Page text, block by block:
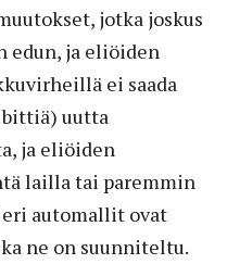
jotka joskus
edun, ja eliöiden
ei saada
uutta
ja eliöiden
lailla tai paremmin
automallit ovat
ne on suunniteltu.